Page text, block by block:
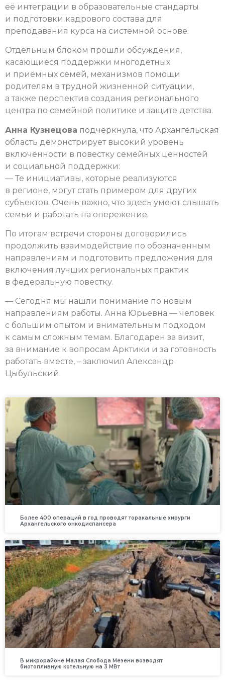
её интеграции в образовательные стандарты
и подготовки кадрового состава для
преподавания курса на системной основе.
Отдельным блоком прошли обсуждения,
касающиеся поддержки многодетных
и приёмных семей, механизмов помощи
родителям в трудной жизненной ситуации,
а также перспектив создания регионального
центра по семейной политике и защите детства.
Анна Кузнецова подчеркнула, что Архангельская
область демонстрирует высокий уровень
включённости в повестку семейных ценностей
и социальной поддержки:
— Те инициативы, которые реализуются
в регионе, могут стать примером для других
субъектов. Очень важно, что здесь умеют слышать
семьи и работать на опережение.
По итогам встречи стороны договорились
продолжить взаимодействие по обозначенным
направлениям и подготовить предложения для
включения лучших региональных практик
в федеральную повестку.
— Сегодня мы нашли понимание по новым
направлениям работы. Анна Юрьевна — человек
с большим опытом и внимательным подходом
к самым сложным темам. Благодарен за визит,
за внимание к вопросам Арктики и за готовность
работать вместе, – заключил Александр
Цыбульский.
Более 400 операций в год проводят торакальные хирурги
Архангельского онкодиспансера
В микрорайоне Малая Слобода Мезени возводят
биотопливную котельную на 3 МВт